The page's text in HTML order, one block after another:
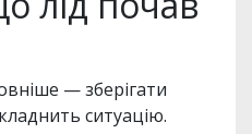
— зберігати
ситуацію.